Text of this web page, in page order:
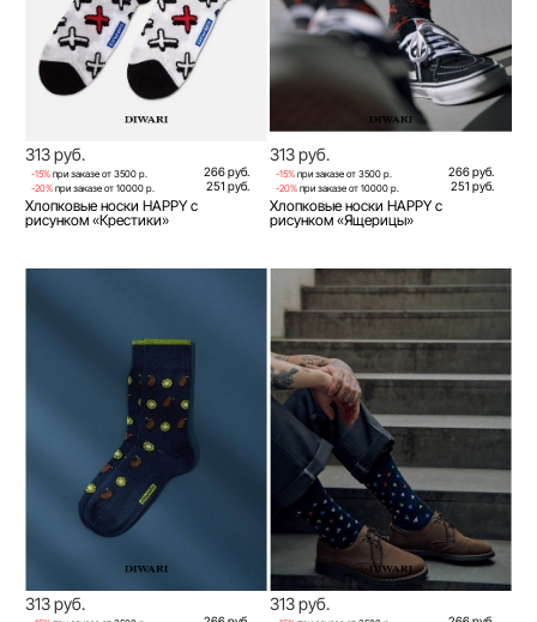
313 руб.
-15% при заказе от 3500 р. 266 руб.
-20% при заказе от 10000 р. 251 руб.
Хлопковые носки HAPPY с
рисунком «Крестики»
313 руб.
-15% при заказе от 3500 р. 266 руб.
-20% при заказе от 10000 р. 251 руб.
Хлопковые носки HAPPY с
рисунком «Ящерицы»
313 руб. 313 руб.